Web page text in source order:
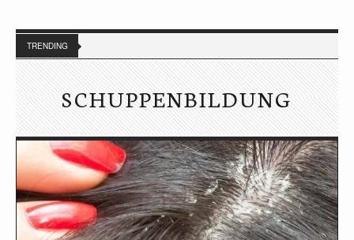
TRENDING
SCHUPPENBILDUNG